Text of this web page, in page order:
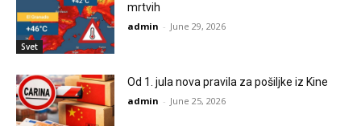
Svet
mrtvih
admin - June 29, 2026
Od 1. jula nova pravila za pošiljke iz Kine
admin - June 25, 2026